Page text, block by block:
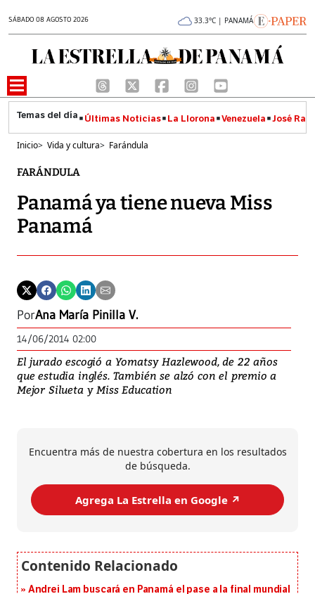
SÁBADO 08 AGOSTO 2026 33.3°C | PANAMÁ
Últimas Noticias La Llorona Venezuela José
Inicio> Vida y cultura> Farándula
FARÁNDULA
Panamá ya tiene nueva Miss
Panamá
PorAna María Pinilla V.
14/06/2014 02:00
El jurado escogió a Yomatsy Hazlewood, de 22 años
que estudia inglés. También se alzó con el premio a
Mejor Silueta y Miss Education
Encuentra más de nuestra cobertura en los resultados
de búsqueda.
Agrega La Estrella en Google ↗️
Andrei Lam buscará en Panamá el pase a la final mundial